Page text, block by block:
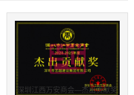
深圳江西万安商会—杰出贡献奖